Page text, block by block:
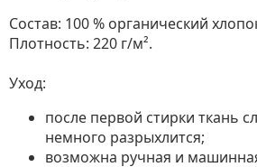
Состав: 100 % органический
Плотность: 220 г/м².
Уход:
после первой стирки ткань
немного разрыхлится;
возможна ручная и